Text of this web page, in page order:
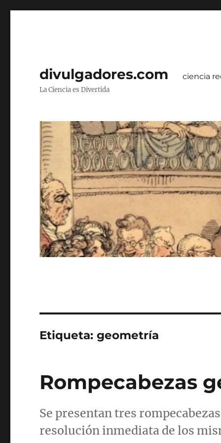
divulgadores.com
La Ciencia es Divertida
ciencia
Etiqueta:geometría
Rompecabezas
Se presentan tres
resolución inmediata de los